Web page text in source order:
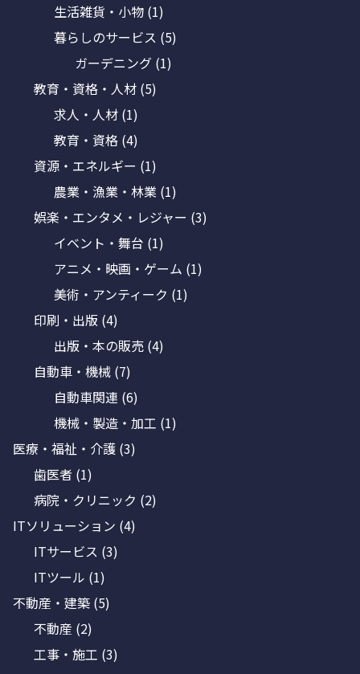
生活雑貨・小物 (1)
暮らしのサービス (5)
ガーデニング (1)
教育・資格・人材 (5)
求人・人材 (1)
教育・資格 (4)
資源・エネルギー (1)
農業・漁業・林業 (1)
娯楽・エンタメ・レジャー (3)
イベント・舞台 (1)
アニメ・映画・ゲーム (1)
美術・アンティーク (1)
印刷・出版 (4)
出版・本の販売 (4)
自動車・機械 (7)
自動車関連 (6)
機械・製造・加工 (1)
医療・福祉・介護 (3)
歯医者 (1)
病院・クリニック (2)
ITソリューション (4)
ITサービス (3)
ITツール (1)
不動産・建築 (5)
不動産 (2)
工事・施工 (3)